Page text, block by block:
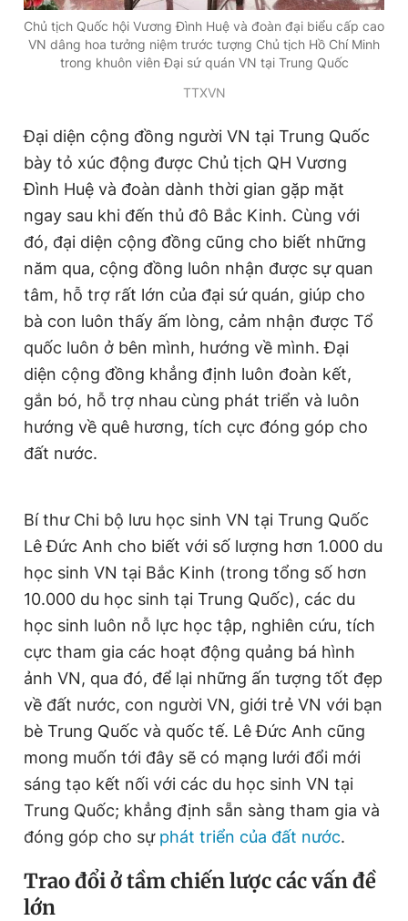
Đặt báo Quảng cáo RSS Tòa soạn Chính sách bảo
Tổng biên tập: Nguyễn Ngọc Toàn
Phó tổng biên tập thường trực: Hải Thành
Phó tổng biên tập: Lâm Hiếu Dũng
Phó tổng biên tập: Trần Việt Hưng
Giấy phép xuất bản số 110/GP - BTTTT cấp ngày 24.3.2020
© 2003-2026 Bản quyền thuộc về Báo Thanh Niên. Cấm sao
chép dưới mọi hình thức nếu không có sự chấp thuận bằng văn
bản. Phát triển bởi ePi Technologies, JSC.
Chủ tịch Quốc hội Vương Đình Huệ và đoàn đại biểu cấp cao
VN dâng hoa tưởng niệm trước tượng Chủ tịch Hồ Chí Minh
trong khuôn viên Đại sứ quán VN tại Trung Quốc
TTXVN
Đại diện cộng đồng người VN tại Trung Quốc
bày tỏ xúc động được Chủ tịch QH Vương
Đình Huệ và đoàn dành thời gian gặp mặt
ngay sau khi đến thủ đô Bắc Kinh. Cùng với
đó, đại diện cộng đồng cũng cho biết những
năm qua, cộng đồng luôn nhận được sự quan
tâm, hỗ trợ rất lớn của đại sứ quán, giúp cho
bà con luôn thấy ấm lòng, cảm nhận được Tổ
quốc luôn ở bên mình, hướng về mình. Đại
diện cộng đồng khẳng định luôn đoàn kết,
gắn bó, hỗ trợ nhau cùng phát triển và luôn
hướng về quê hương, tích cực đóng góp cho
đất nước.
Bí thư Chi bộ lưu học sinh VN tại Trung Quốc
Lê Đức Anh cho biết với số lượng hơn 1.000 du
học sinh VN tại Bắc Kinh (trong tổng số hơn
10.000 du học sinh tại Trung Quốc), các du
học sinh luôn nỗ lực học tập, nghiên cứu, tích
cực tham gia các hoạt động quảng bá hình
ảnh VN, qua đó, để lại những ấn tượng tốt đẹp
về đất nước, con người VN, giới trẻ VN với bạn
bè Trung Quốc và quốc tế. Lê Đức Anh cũng
mong muốn tới đây sẽ có mạng lưới đổi mới
sáng tạo kết nối với các du học sinh VN tại
Trung Quốc; khẳng định sẵn sàng tham gia và
đóng góp cho sự phát triển của đất nước.
Trao đổi ở tầm chiến lược các vấn đề
lớn